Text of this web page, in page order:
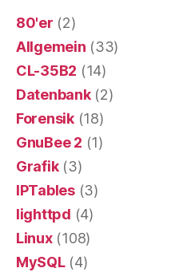
80'er (2)
Allgemein (33)
CL-35B2 (14)
Datenbank(2)
Forensik(18)
GnuBee 2 (1)
Grafik(3)
IPTables(3)
lighttpd (4)
Linux(108)
MySQL(4)